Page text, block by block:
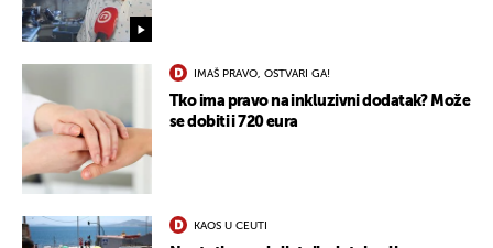
IMAŠ PRAVO, OSTVARI GA!
Tko ima pravo na inkluzivni dodatak? Može
se dobiti i 720 eura
KAOS U CEUTI